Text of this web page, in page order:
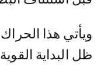
ويأتي هذا
ظل البداية